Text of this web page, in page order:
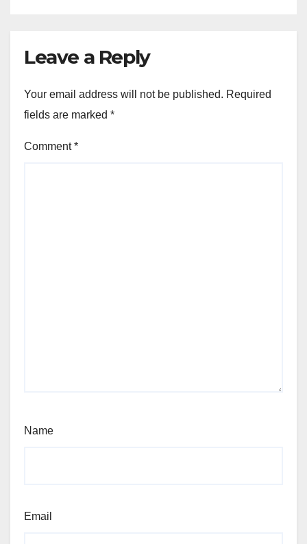
Leave a Reply
Your email address will not be published. Required
fields are marked *
Comment*
Name
Email